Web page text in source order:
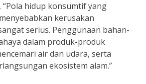
hidup konsumtif yang
kerusakan
serius. Penggunaan bahan-
dalam produk-produk
air dan udara, serta
ekosistem alam.”